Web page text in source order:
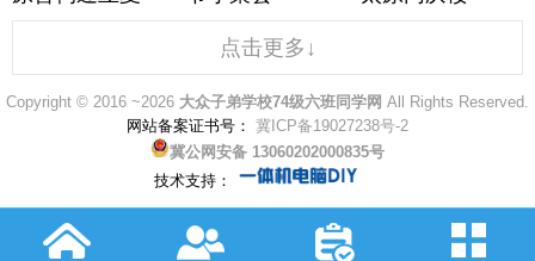
点击更多↓
Copyright © 2016 ~2026 大众子弟学校74级六班同学网 All Rights Reserved.
网站备案证书号： 冀ICP备19027238号-2
冀公网安备 13060202000835号
技术支持：